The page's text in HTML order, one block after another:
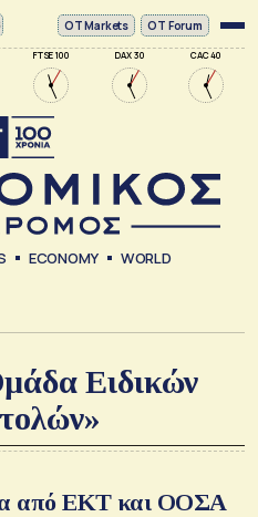
FTSE 100 DAX 30 CAC 40
ΟΤ Markets OT Forum
ECONOMY WORLD
Ειδικών
από ΕΚΤ και ΟΟΣΑ